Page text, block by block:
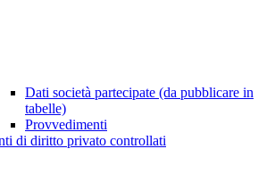
Dati società partecipate (da pubblicare in
tabelle)
Provvedimenti
di diritto privato controllati